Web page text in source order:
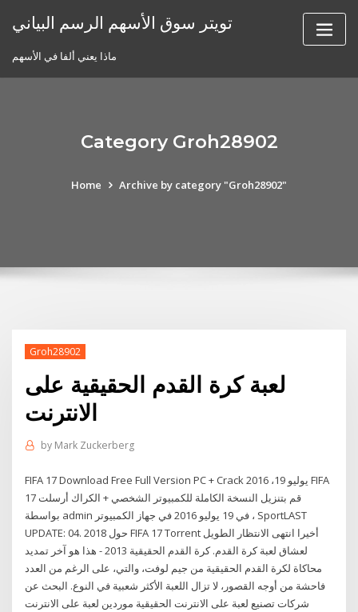
تويتر سوق الأسهم الرسم البياني
ماذا يعني ألفا في الأسهم
Category Groh28902
Home Archive by category "Groh28902"
Groh28902
لعبة كرة القدم الحقيقية على
الانترنت
by Mark Zuckerberg
FIFA 17 Download Free Full Version PC + Crack يوليو 19، 2016 FIFA
17 قم بتنزيل النسخة الكاملة للكمبيوتر الشخصي + الكراك أرسلت
بواسطة admin في 19 يوليو 2016 في جهاز الكمبيوتر ، SportLAST
UPDATE: 04. 2018 حول FIFA 17 Torrent أخيرا انتهى الانتظار الطويل
لعشاق لعبة كرة القدم. كرة القدم الحقيقية 2013 - هذا هو آخر تمديد
محاكاة لكرة القدم الحقيقية من جيم لوفت، والتي، على الرغم من العدد
فاحشة من أوجه القصور، لا تزال اللعبة الأكثر شعبية في النوع. البحث عن
شركات تصنيع لعبة على الانترنت الحقيقية موردين لعبة على الانترنت